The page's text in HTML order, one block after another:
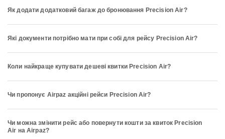
Як додати додатковий багаж до бронювання Precision Air?
Які документи потрібно мати при собі для рейсу Precision Air?
Коли найкраще купувати дешеві квитки Precision Air?
Чи пропонує Airpaz акційні рейси Precision Air?
Чи можна змінити рейс або повернути кошти за квиток Precision
Air на Airpaz?